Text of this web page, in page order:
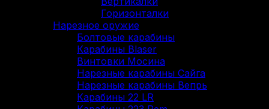
Горизонталки
Нарезное оружие
Болтовые карабины
Карабины Blaser
Винтовки Мосина
Нарезные карабины Сайга
Нарезные карабины Вепрь
Карабины 22 LR